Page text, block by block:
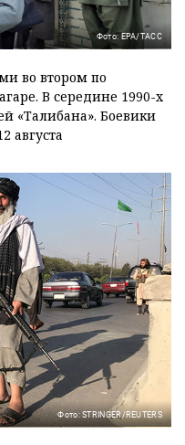
Фото: EPA/ТАСС
во втором по
В середине 1990-х
«Талибана». Боевики
августа
Фото: STRINGER/REUTERS